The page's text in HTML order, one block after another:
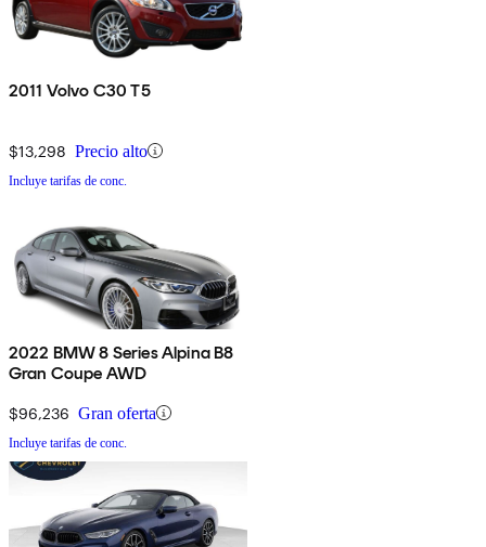
2011 Volvo C30 T5
$13,298 Precio alto
Incluye tarifas de conc.
2022 BMW 8 Series Alpina B8
Gran Coupe AWD
$96,236 Gran oferta
Incluye tarifas de conc.